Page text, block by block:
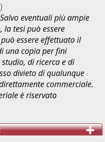
Salvo eventuali più ampie
tesi può essere
essere effettuato il
una copia per fini
di ricerca e di
divieto di qualunque
commerciale.
è riservato